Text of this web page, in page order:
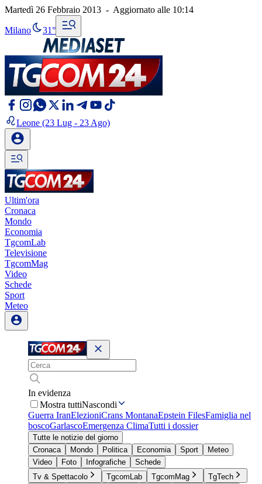
Martedì 26 Febbraio 2013 - Aggiornato alle 10:14
Milano 31°
Leone (23 Lug - 23 Ago)
Ultim'ora
Cronaca
Mondo
Economia
TgcomLab
Televisione
TgcomMag
Video
Schede
Sport
Meteo
In evidenza
Mostra tuttiNascondi
Guerra IranElezioniCrans MontanaEpstein FilesFamiglia nel
boscoGarlascoEmergenza ClimaTutti i dossier
Tutte le notizie del giorno
Cronaca
Mondo Politica Economia Sport
Meteo
Video
Foto Infografiche
Schede
Tv & Spettacolo
TgcomLab TgcomMag
TgTech